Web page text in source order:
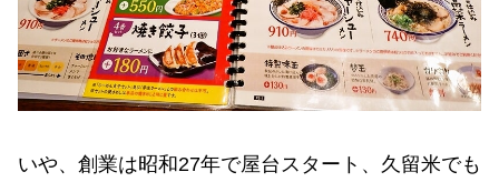
いや、創業は昭和27年で屋台スタート、久留米でも